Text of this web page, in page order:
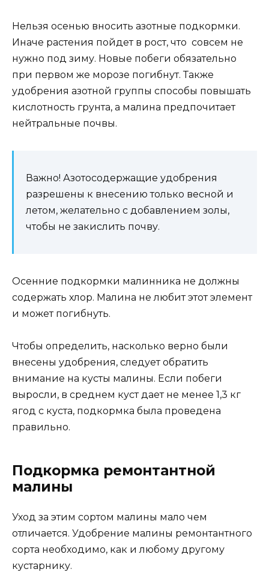
Нельзя осенью вносить азотные подкормки.
Иначе растения пойдет в рост, что совсем не
нужно под зиму. Новые побеги обязательно
при первом же морозе погибнут. Также
удобрения азотной группы способы повышать
кислотность грунта, а малина предпочитает
нейтральные почвы.
Важно! Азотосодержащие удобрения
разрешены к внесению только весной и
летом, желательно с добавлением золы,
чтобы не закислить почву.
Осенние подкормки малинника не должны
содержать хлор. Малина не любит этот элемент
и может погибнуть.
Чтобы определить, насколько верно были
внесены удобрения, следует обратить
внимание на кусты малины. Если побеги
выросли, в среднем куст дает не менее 1,3 кг
ягод с куста, подкормка была проведена
правильно.
Подкормка ремонтантной
малины
Уход за этим сортом малины мало чем
отличается. Удобрение малины ремонтантного
сорта необходимо, как и любому другому
кустарнику.